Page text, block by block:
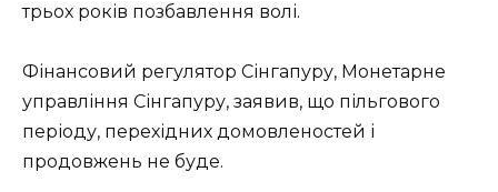
трьох років позбавлення волі.
Фінансовий регулятор Сінгапуру, Монетарне
управління Сінгапуру, заявив, що пільгового
періоду, перехідних домовленостей і
продовжень не буде.